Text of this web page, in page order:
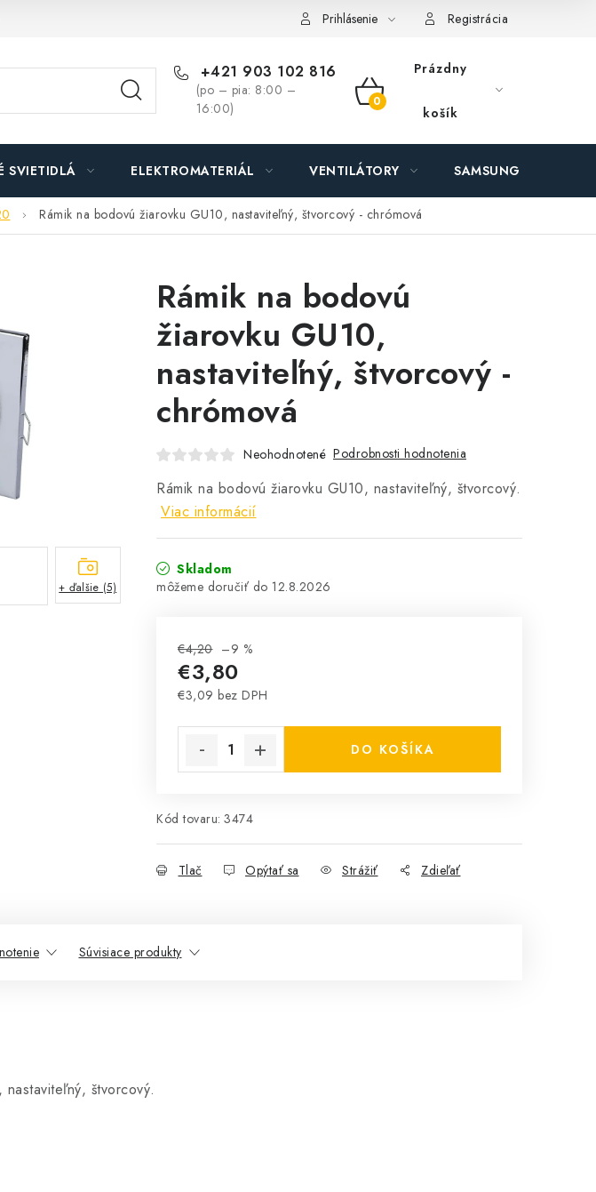
osobných údajov O nás - MEGALED & JANTON Zákamenné Zľavy pre profíkov
Prihlásenie Registrácia
+421 903 102 816
(po – pia: 8:00 –
16:00)
NÁKUPNÝ
KOŠÍK
Prázdny
košík
SVIETIDLÁ ELEKTROMATERIÁL VENTILÁTORY SAMSUNG SVIETIDLÁ
Rámik na bodovú žiarovku GU10, nastaviteľný, štvorcový - chrómová
Rámik na bodovú
žiarovku GU10,
nastaviteľný, štvorcový -
chrómová
Neohodnotené Podrobnosti hodnotenia
Rámik na bodovú žiarovku GU10, nastaviteľný, štvorcový.
Viac informácií
Skladom
12.8.2026
€4,20 –9 %
€3,80
€3,09 bez DPH
DO KOŠÍKA
Kód tovaru: 3474
Tlač Opýtať sa Strážiť Zdieľať
+ ďalšie (5)
Súvisiace produkty
štvorcový.